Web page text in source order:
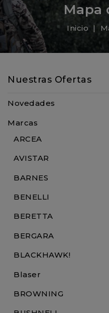
Mapa
Inicio
Nuestras Ofertas
Novedades
Marcas
ARCEA
AVISTAR
BARNES
BENELLI
BERETTA
BERGARA
BLACKHAWK!
Blaser
BROWNING